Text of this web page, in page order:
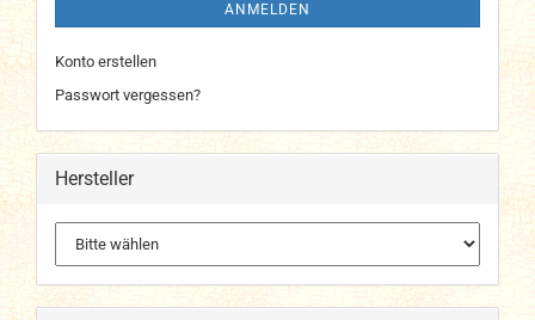
ANMELDEN
Konto erstellen
Passwort vergessen?
Hersteller